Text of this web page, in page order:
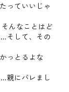
っていいじゃ
んなことはど
そして、その
っとるよな
親にバレまし